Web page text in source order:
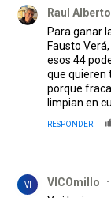
primer
el técnico
futbol.
Para ganar
Fausto
esos 44
que quieren
porque
limpian en
RESPONDER
VI VICOmillo